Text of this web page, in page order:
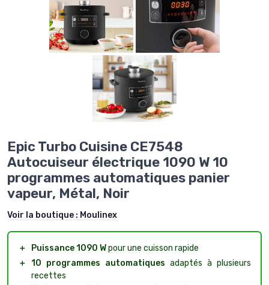
Epic Turbo Cuisine CE7548
Autocuiseur électrique 1090 W 10
programmes automatiques panier
vapeur, Métal, Noir
Voir la boutique : Moulinex
＋ Puissance 1090 Wpour une cuisson rapide
＋ 10 programmes automatiques adaptés à plusieurs
recettes